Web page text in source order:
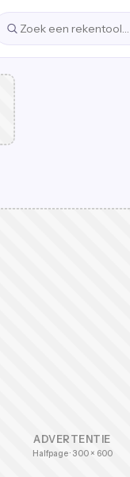
ADVERTENTIE
Halfpage · 300 × 600